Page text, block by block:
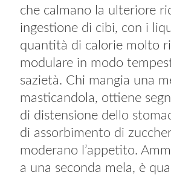
che calmano la ulteriore
ingestione di cibi, con i
quantità di calorie molto
modulare in modo
sazietà. Chi mangia una
masticandola, ottiene
di distensione dello
di assorbimento di
moderano l’appetito.
a una seconda mela, è